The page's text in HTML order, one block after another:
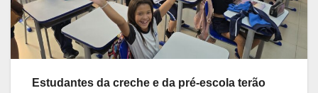
Estudantes da creche e da pré-escola terão